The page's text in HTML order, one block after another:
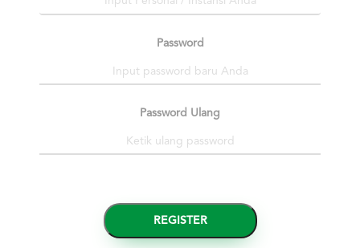
Password
Password Ulang